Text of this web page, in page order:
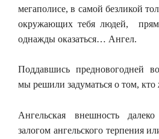
мегаполисе, в самой безликой
окружающих тебя людей,
однажды оказаться… Ангел.
Поддавшись предновогодней
мы решили задуматься о том,
Ангельская внешность
залогом ангельского терпения